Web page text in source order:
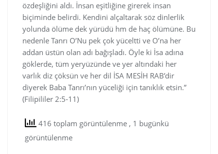
özdeşliğini aldı. İnsan eşitliğine girerek insan
biçiminde belirdi. Kendini alçaltarak söz dinlerlik
yolunda ölüme dek yürüdü hm de haç ölümüne. Bu
nedenle Tanrı O’Nu pek çok yüceltti ve O’na her
addan üstün olan adı bağışladı. Öyle ki İsa adına
göklerde, tüm yeryüzünde ve yer altındaki her
varlık diz çöksün ve her dil İSA MESİH RAB’dir
diyerek Baba Tanrı’nın yüceliği için tanıklık etsin.”
(Filipililer 2:5-11)
416 toplam görüntülenme , 1 bugünkü
görüntülenme